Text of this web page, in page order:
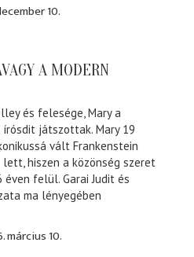
10.
A MODERN
és felesége, Mary a
játszottak. Mary 19
vált Frankenstein
hiszen a közönség szeret
felül. Garai Judit és
ma lényegében
március 10.